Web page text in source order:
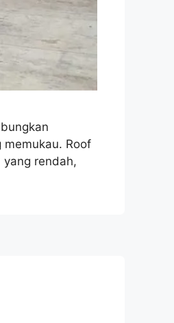
Roof
yang rendah,